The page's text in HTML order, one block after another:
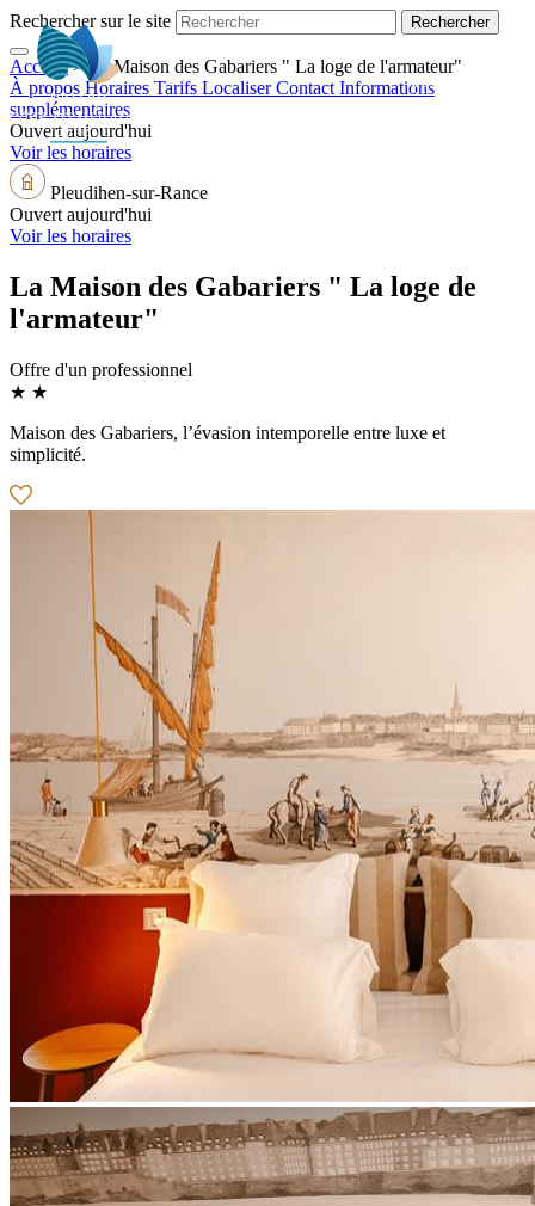
Rechercher sur le site
FR
Accueil>La Maison des Gabariers " La loge de l'armateur"
À propos Horaires Tarifs Localiser Contact Informations
supplémentaires
Ouvert aujourd'hui
Voir les horaires
Pleudihen-sur-Rance
Ouvert aujourd'hui
Voir les horaires
La Maison des Gabariers " La loge de
l'armateur"
Offre d'un professionnel
★ ★
Maison des Gabariers, l’évasion intemporelle entre luxe et
simplicité.